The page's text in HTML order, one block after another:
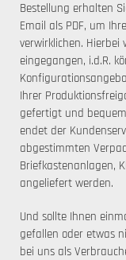
Bestellung erhalten
Email als PDF, um
verwirklichen.
eingegangen, i.d.R.
Ihrer
gefertigt und
endet der
abgestimmten
Briefkastenanlagen,
angeliefert werden.
Und sollte Ihnen
gefallen oder etwas
bei uns als